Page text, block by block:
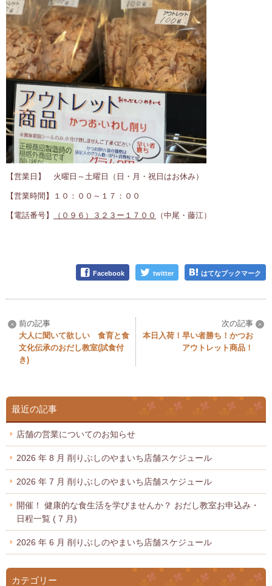
【営業日】 火曜日～土曜日（日・月・祝日はお休み）
【営業時間】１０：００～１７：００
【電話番号】 （０９６）３２３ー１７００ （中尾・藤江）
Facebook twitter はてなブックマーク
大人に聞いて欲しい 食育と食
文化伝承のおだし教室(試食付
き)
本日入荷！早い者勝ち！かつお
アウトレット商品！
最近の記事
店舗の営業についてのお知らせ
2026 年 8 月 削りぶしのやまいち店舗スケジュール
2026 年 7 月 削りぶしのやまいち店舗スケジュール
開催！ 健康的な食生活を学びませんか？ おだし教室お申込み・
日程一覧 ( 7 月)
2026 年 6 月 削りぶしのやまいち店舗スケジュール
カテゴリー